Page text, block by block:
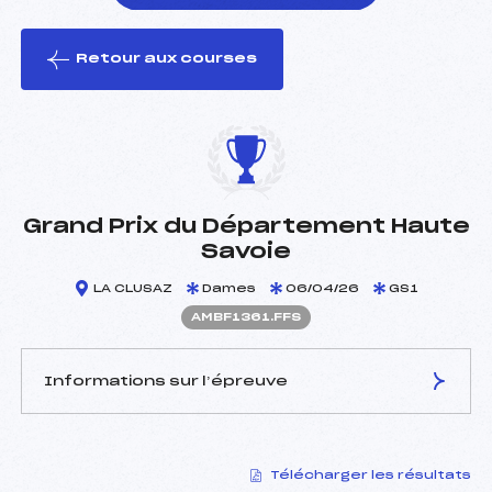
le ski
Retour aux courses
Grand Prix du Département Haute
Savoie
LA CLUSAZ Dames 06/04/26 GS1
AMBF1361.FFS
Informations sur l’épreuve
GARIN ALEXIS (MB)
Télécharger les résultats